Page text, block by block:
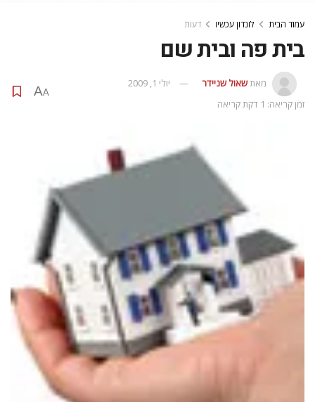
עמוד הבית לונדון עכשיו דעות
בית פה ובית שם
מאתשאול שניידר
יולי 1, 2009
זמן קריאה: 1 דקת קריאה
A
A